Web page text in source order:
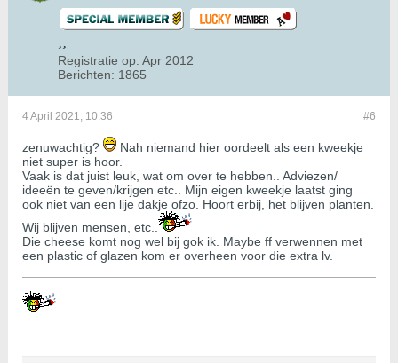
Registratie op: Apr 2012
Berichten: 1865
#6
4 April 2021, 10:36
zenuwachtig?
Nah niemand hier oordeelt als een kweekje
niet super is hoor.
Vaak is dat juist leuk, wat om over te hebben.. Adviezen/
ideeën te geven/krijgen etc.. Mijn eigen kweekje laatst ging
ook niet van een lije dakje ofzo. Hoort erbij, het blijven planten.
Wij blijven mensen, etc..
Die cheese komt nog wel bij gok ik. Maybe ff verwennen met
een plastic of glazen kom er overheen voor die extra lv.